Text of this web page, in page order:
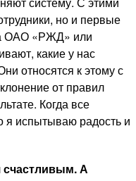
но и первые
ОАО «РЖД» или
какие у нас
относятся к этому с
от правил
Когда все
я испытываю радость и
счастливым. А